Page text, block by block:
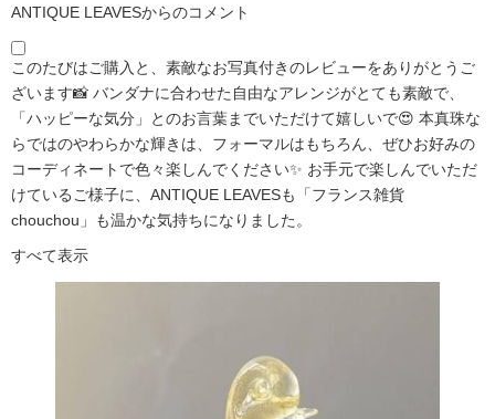
ANTIQUE LEAVESからのコメント
このたびはご購入と、素敵なお写真付きのレビューをありがとうご
ざいます📸 バンダナに合わせた自由なアレンジがとても素敵で、
「ハッピーな気分」とのお言葉までいただけて嬉しいで😍 本真珠な
らではのやわらかな輝きは、フォーマルはもちろん、ぜひお好みの
コーディネートで色々楽しんでください✨ お手元で楽しんでいただ
けているご様子に、ANTIQUE LEAVESも「フランス雑貨
chouchou」も温かな気持ちになりました。
すべて表示